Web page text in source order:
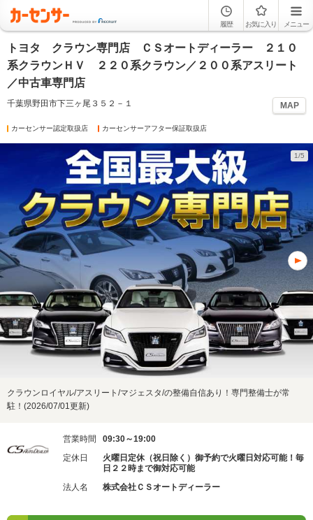
履歴 お気に入り メニュー
トヨタ クラウン専門店 ＣＳオートディーラー ２１０
系クラウンＨＶ ２２０系クラウン／２００系アスリート
／中古車専門店
千葉県野田市下三ヶ尾３５２－１ MAP
カーセンサー認定取扱店 カーセンサーアフター保証取扱店
1/5
クラウンロイヤル/アスリート/マジェスタ/の整備自信あり！専門整備士が常
駐！(2026/07/01更新)
営業時間
09:30～19:00
定休日
火曜日定休（祝日除く）御予約で火曜日対応可能！毎
日２２時まで御対応可能
法人名
株式会社ＣＳオートディーラー